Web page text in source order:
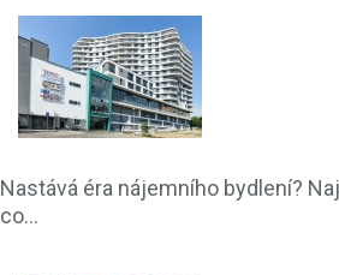
Nastává éra nájemního bydlení?
co...